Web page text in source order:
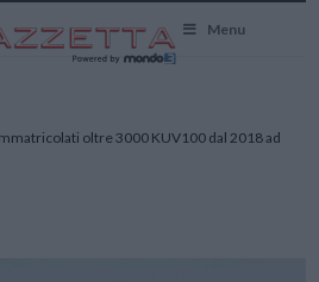
Menu
oltre 3000 KUV100 dal 2018 ad